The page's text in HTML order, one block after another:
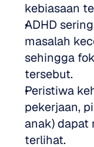
kebiasaan
ADHD
masalah
sehingga
tersebut.
Peristiwa
pekerjaan,
anak) dapat
terlihat.